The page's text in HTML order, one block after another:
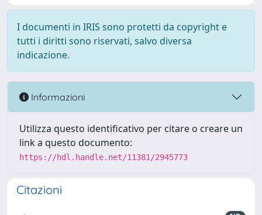
I documenti in IRIS sono protetti da copyright e
tutti i diritti sono riservati, salvo diversa
indicazione.
Informazioni
Utilizza questo identificativo per citare o creare un
link a questo documento:
https://hdl.handle.net/11381/2945773
Citazioni